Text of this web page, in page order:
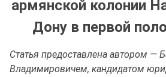
армянской колонии
Дону в первой
Статья предоставлена автором
Владимировичем, кандидатом